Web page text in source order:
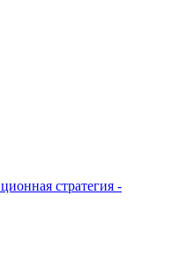
стратегия -